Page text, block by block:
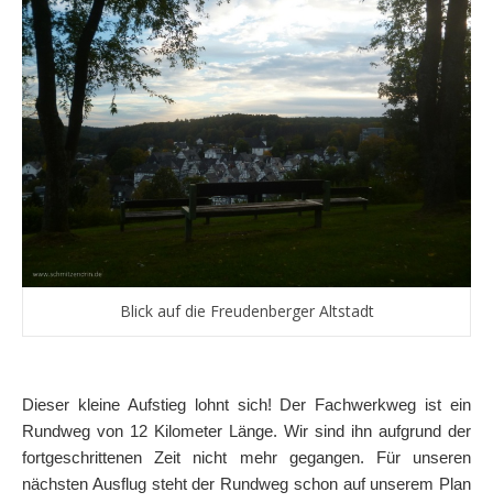
Blick auf die Freudenberger Altstadt
Dieser kleine Aufstieg lohnt sich! Der Fachwerkweg ist ein
Rundweg von 12 Kilometer Länge. Wir sind ihn aufgrund der
fortgeschrittenen Zeit nicht mehr gegangen. Für unseren
nächsten Ausflug steht der Rundweg schon auf unserem Plan